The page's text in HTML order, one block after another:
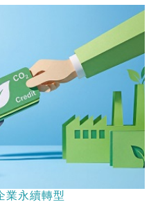
業永續轉型